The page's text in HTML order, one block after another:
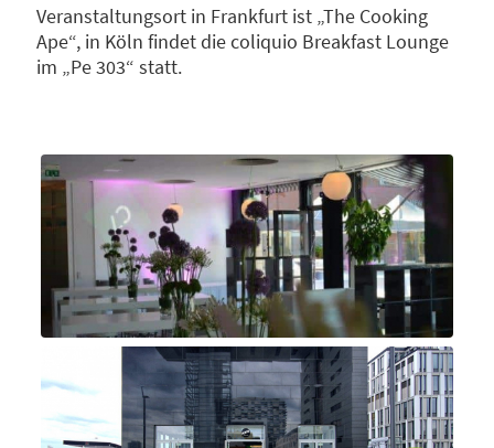
Veranstaltungsort in Frankfurt ist „The Cooking
Ape“, in Köln findet die coliquio Breakfast Lounge
im „Pe 303“ statt.